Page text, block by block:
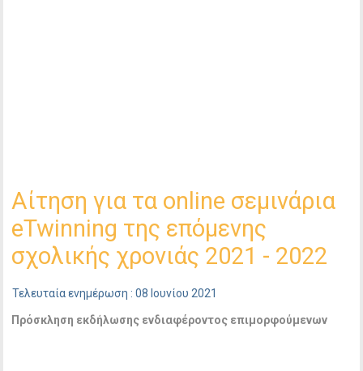
Αίτηση για τα online σεμινάρια
eTwinning της επόμενης
σχολικής χρονιάς 2021 - 2022
Τελευταία ενημέρωση : 08 Ιουνίου 2021
Πρόσκληση εκδήλωσης ενδιαφέροντος επιμορφούμενων